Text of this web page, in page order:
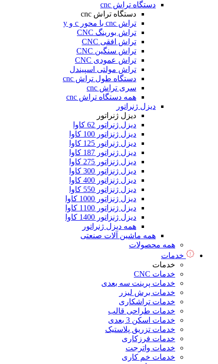
دستگاه تراش cnc
دستگاه تراش cnc
تراش cnc با محور c و y
تراش بورینگ CNC
تراش افقی CNC
تراش سنگین CNC
تراش عمودی CNC
تراش مولتی اسپیندل
دستگاه طول تراش cnc
سری تراش cnc
همه دستگاه تراش cnc
دیزل ژنراتور
دیزل ژنراتور
دیزل ژنراتور 62 کاوا
دیزل ژنزاتور 100 کاوا
دیزل ژنراتور 125 کاوا
دیزل ژنراتور 187 کاوا
دیزل ژنزاتور 275 کاوا
دیزل ژنزاتور 300 کاوا
دیزل ژنزاتور 400 کاوا
دیزل ژنزاتور 550 کاوا
دیزل ژنزاتور 1000 کاوا
دیزل ژنزاتور 1100 کاوا
دیزل ژنزاتور 1400 کاوا
همه دیزل ژنراتور
همه ماشین آلات صنعتی
همه محصولات
خدمات
خدمات
خدمات CNC
خدمات پرینت سه بعدی
خدمات برش لیزر
خدمات تراشکاری
خدمات طراحی قالب
خدمات اسکن 3 بعدی
خدمات تزریق پلاستیک
خدمات فرزکاری
خدمات واترجت
خدمات خم کاری